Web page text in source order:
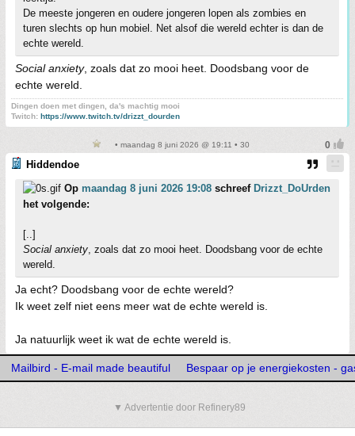
De meeste jongeren en oudere jongeren lopen als zombies en
turen slechts op hun mobiel. Net alsof die wereld echter is dan de
echte wereld.
Social anxiety, zoals dat zo mooi heet. Doodsbang voor de
echte wereld.
Dingen doen met dingen, da's machtig mooi
Twitch: https://www.twitch.tv/drizzt_dourden
• maandag 8 juni 2026 @ 19:11 • 30
Hiddendoe
Op maandag 8 juni 2026 19:08 schreef Drizzt_DoUrden
het volgende:
[..]
Social anxiety, zoals dat zo mooi heet. Doodsbang voor de echte
wereld.
Ja echt? Doodsbang voor de echte wereld?
Ik weet zelf niet eens meer wat de echte wereld is.
Ja natuurlijk weet ik wat de echte wereld is.
Mailbird - E-mail made beautiful Bespaar op je energiekosten -
▼ Advertentie door Refinery89